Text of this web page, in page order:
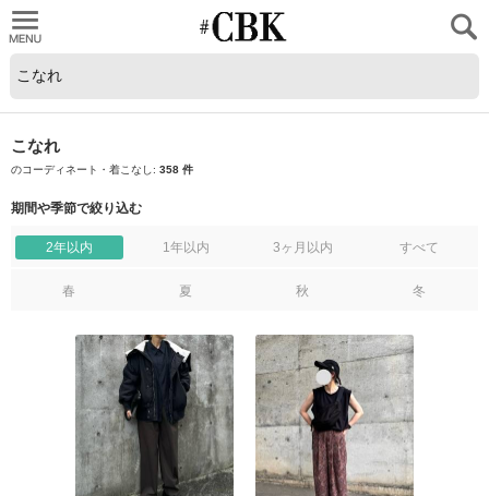
こなれ
のコーディネート・着こなし: 358 件
期間や季節で絞り込む
2年以内 1年以内 3ヶ月以内 すべて
春 夏 秋 冬